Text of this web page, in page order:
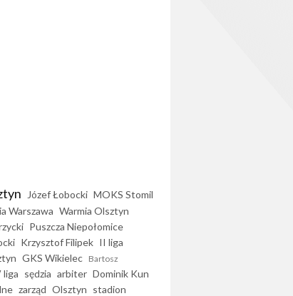
Józef Łobocki MOKS Stomil
Warszawa Warmia Olsztyn
Puszcza Niepołomice
Krzysztof Filipek II liga
GKS Wikielec Bartosz
liga sędzia arbiter Dominik Kun
zarząd Olsztyn stadion